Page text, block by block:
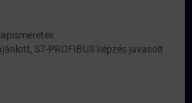
S7-PROFIBUS képzés javasolt